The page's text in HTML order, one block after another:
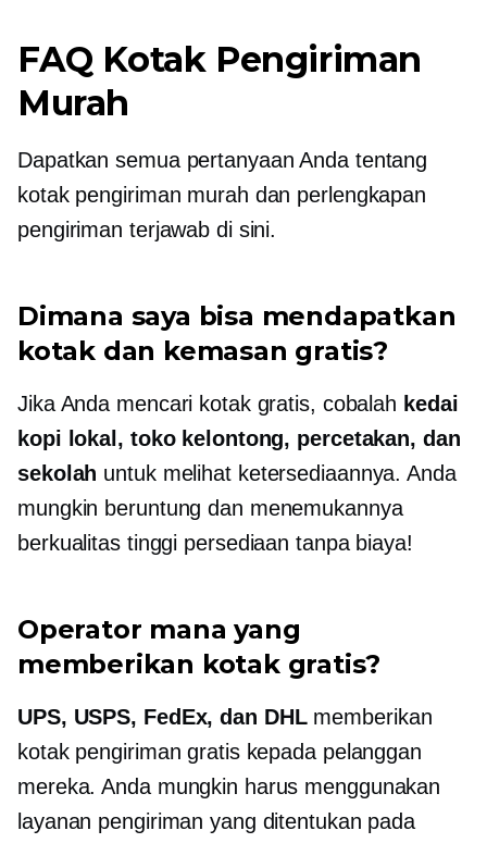
FAQ Kotak Pengiriman
Murah
Dapatkan semua pertanyaan Anda tentang
kotak pengiriman murah dan perlengkapan
pengiriman terjawab di sini.
Dimana saya bisa mendapatkan
kotak dan kemasan gratis?
Jika Anda mencari kotak gratis, cobalah kedai
kopi lokal, toko kelontong, percetakan, dan
sekolah untuk melihat ketersediaannya. Anda
mungkin beruntung dan menemukannya
berkualitas tinggi persediaan tanpa biaya!
Operator mana yang
memberikan kotak gratis?
UPS, USPS, FedEx, dan DHLmemberikan
kotak pengiriman gratis kepada pelanggan
mereka. Anda mungkin harus menggunakan
layanan pengiriman yang ditentukan pada